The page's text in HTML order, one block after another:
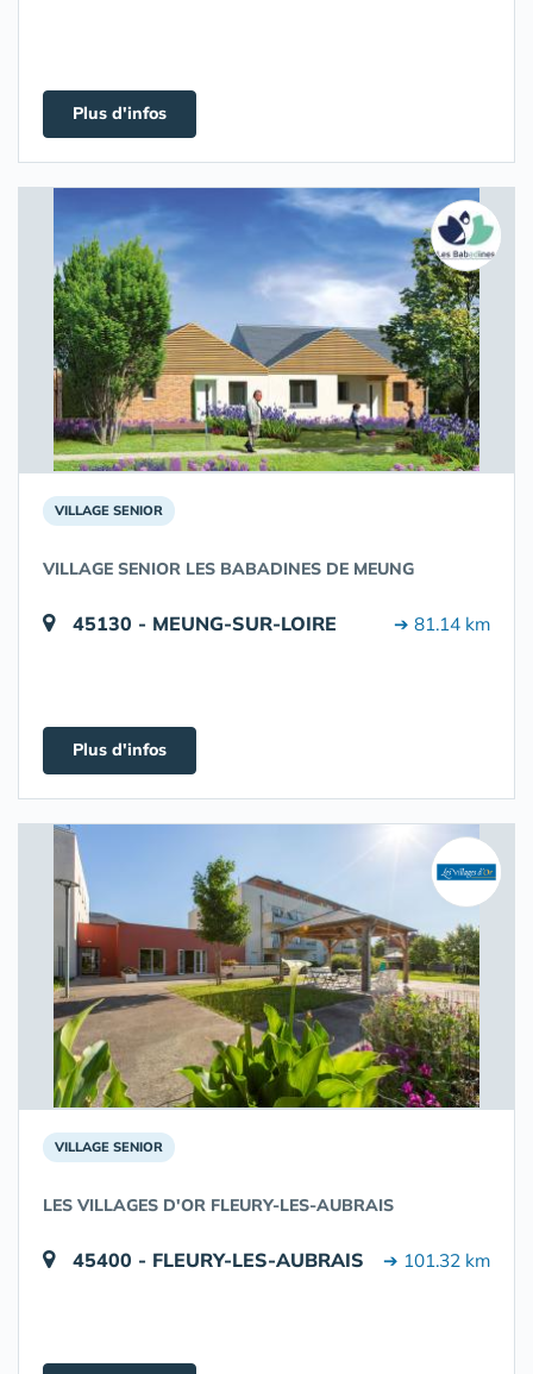
Plus d'infos
VILLAGE SENIOR
VILLAGE SENIOR LES BABADINES DE MEUNG
45130 - MEUNG-SUR-LOIRE ➔ 81.14 km
Plus d'infos
VILLAGE SENIOR
LES VILLAGES D'OR FLEURY-LES-AUBRAIS
45400 - FLEURY-LES-AUBRAIS ➔ 101.32 km